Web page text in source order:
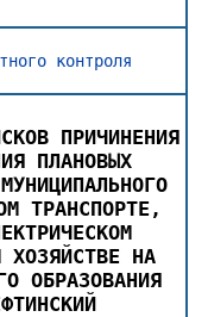
контроля
ПРИЧИНЕНИЯ
ПЛАНОВЫХ
ТРАНСПОРТЕ,
ХОЗЯЙСТВЕ НА
ОБРАЗОВАНИЯ